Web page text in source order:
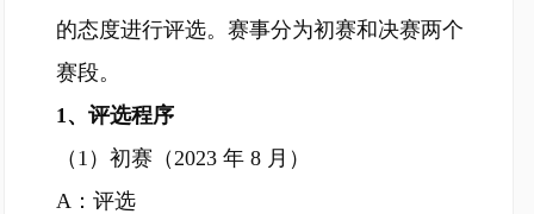
的态度进行评选。赛事分为初赛和决赛两个
赛段。
1、评选程序
（1）初赛（2023 年 8 月）
A：评选